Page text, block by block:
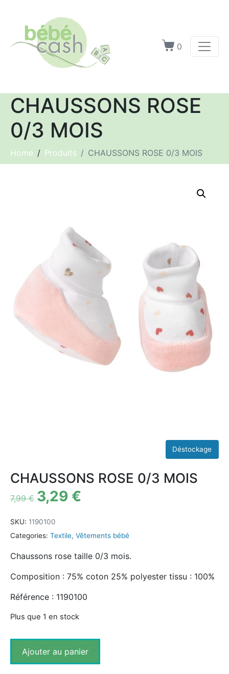
0
CHAUSSONS ROSE
0/3 MOIS
Home Produits CHAUSSONS ROSE 0/3 MOIS
CHAUSSONS ROSE 0/3 MOIS
7,99€ 3,29 €
SKU: 1190100
Categories: Textile, Vêtements bébé
Chaussons rose taille 0/3 mois.
Composition : 75% coton 25% polyester tissu : 100%
Référence : 1190100
Plus que 1 en stock
Ajouter au panier